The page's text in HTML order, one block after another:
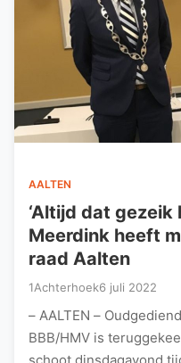
AALTEN
‘Altijd dat gezeik
Meerdink heeft
raad Aalten
1Achterhoek6 juli 2022
– AALTEN –
BBB/HMV is